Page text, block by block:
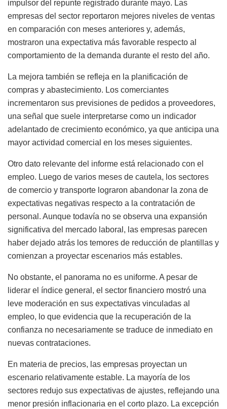
impulsor del repunte registrado durante mayo. Las
empresas del sector reportaron mejores niveles de ventas
en comparación con meses anteriores y, además,
mostraron una expectativa más favorable respecto al
comportamiento de la demanda durante el resto del año.
La mejora también se refleja en la planificación de
compras y abastecimiento. Los comerciantes
incrementaron sus previsiones de pedidos a proveedores,
una señal que suele interpretarse como un indicador
adelantado de crecimiento económico, ya que anticipa una
mayor actividad comercial en los meses siguientes.
Otro dato relevante del informe está relacionado con el
empleo. Luego de varios meses de cautela, los sectores
de comercio y transporte lograron abandonar la zona de
expectativas negativas respecto a la contratación de
personal. Aunque todavía no se observa una expansión
significativa del mercado laboral, las empresas parecen
haber dejado atrás los temores de reducción de plantillas y
comienzan a proyectar escenarios más estables.
No obstante, el panorama no es uniforme. A pesar de
liderar el índice general, el sector financiero mostró una
leve moderación en sus expectativas vinculadas al
empleo, lo que evidencia que la recuperación de la
confianza no necesariamente se traduce de inmediato en
nuevas contrataciones.
En materia de precios, las empresas proyectan un
escenario relativamente estable. La mayoría de los
sectores redujo sus expectativas de ajustes, reflejando una
menor presión inflacionaria en el corto plazo. La excepción